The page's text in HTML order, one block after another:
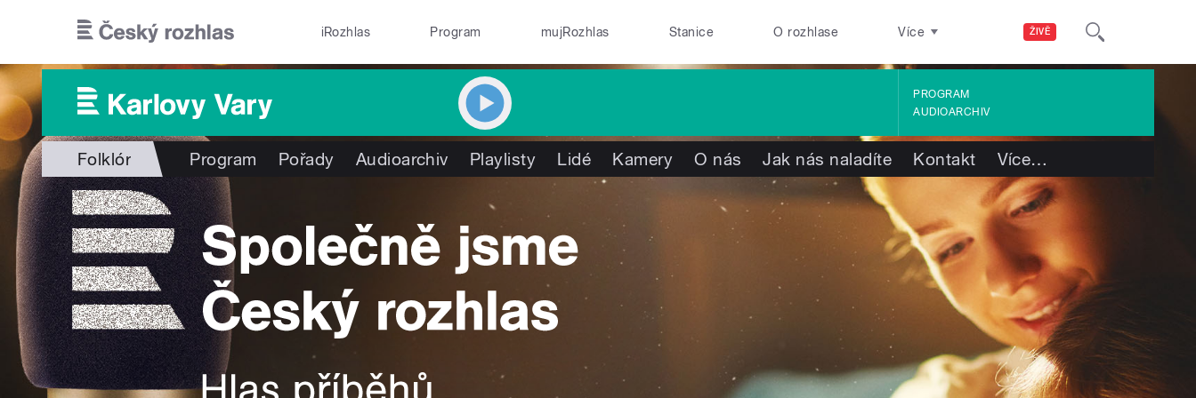
ŽIVĚ
iRozhlas Program mujRozhlas Stanice O rozhlase Více
PROGRAM
AUDIOARCHIV
Folklór Program Pořady Audioarchiv Playlisty Lidé Kamery O nás Jak nás naladíte Kontakt Více…